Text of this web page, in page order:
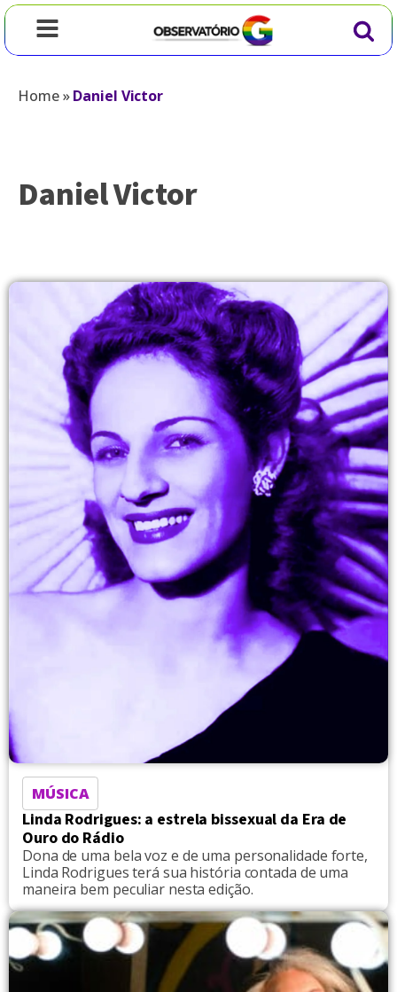
Home»Daniel Victor
Daniel Victor
MÚSICA
Linda Rodrigues: a estrela bissexual da Era de
Ouro do Rádio
Dona de uma bela voz e de uma personalidade forte,
Linda Rodrigues terá sua história contada de uma
maneira bem peculiar nesta edição.